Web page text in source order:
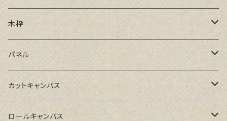
GAERA F(中細目)
GAERA BA(中荒目)
GAERA GLC(中目)
トークロ イエロー(中目)
木枠
ルーブル米杉木枠
Paulo木枠
パネル
ラワンパネル
シナパネル
カットキャンバス
GAERA F(中細目)
ロールキャンバス